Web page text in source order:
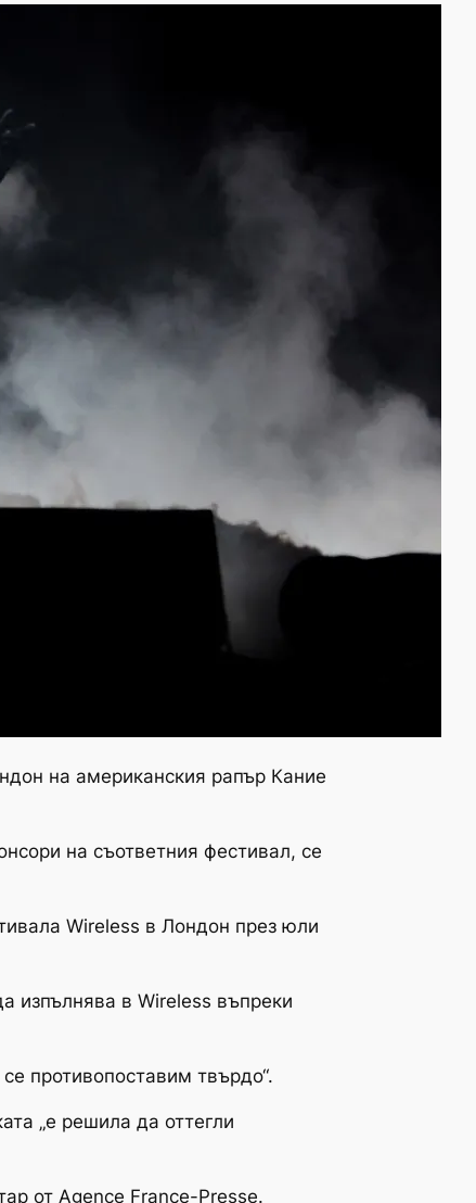
на американския рапър Кание
на съответния фестивал, се
Wireless в Лондон през юли
изпълнява в Wireless въпреки
противопоставим твърдо“.
„е решила да оттегли
от Agence France-Presse.